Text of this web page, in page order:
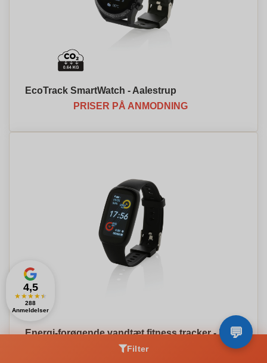
EcoTrack SmartWatch - Aalestrup
PRISER PÅ ANMODNING
Energi-forøgende vandtæt fitness tracker - Ella
PRISER PÅ ANMODNING
Filter
4,5
★★★★★
288
Anmeldelser